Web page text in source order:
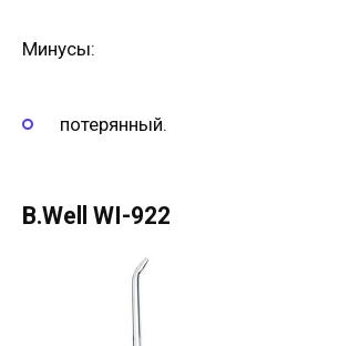
Минусы:
потерянный.
B.Well WI-922